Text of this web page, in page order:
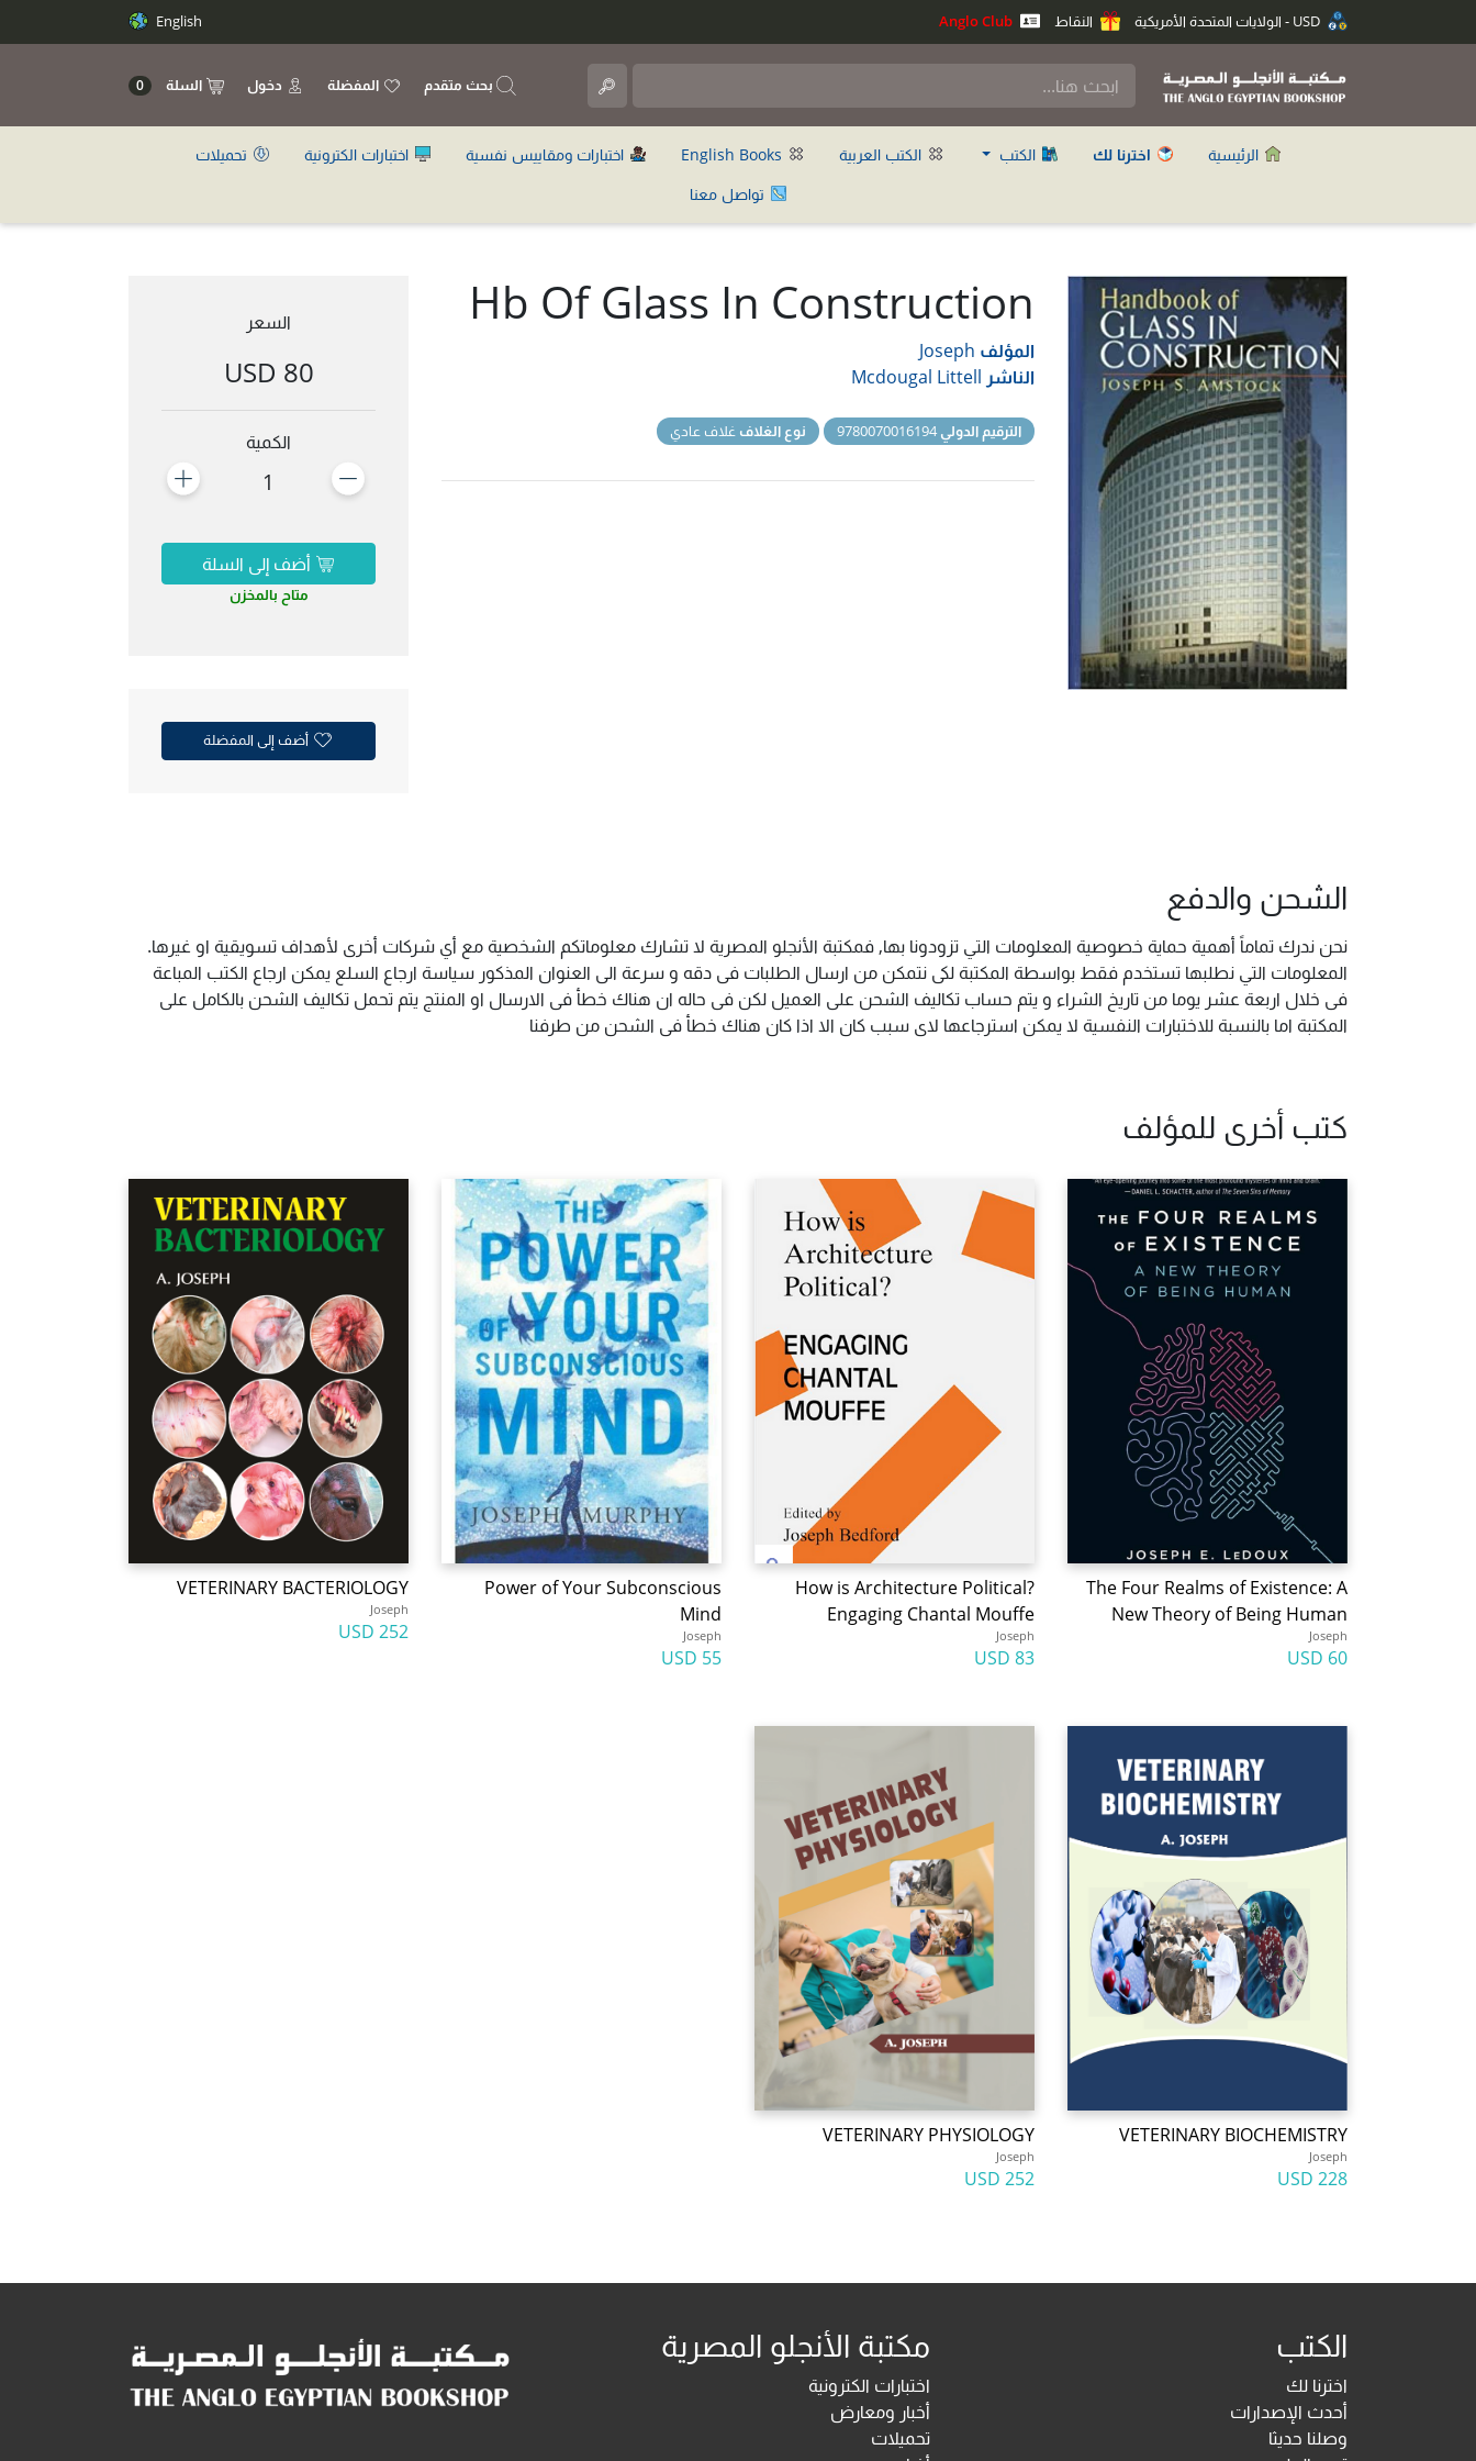
النقاط English
بحث متقدم المفضلة دخول السلة 0
الرئيسية اخترنا لك الكتب الكتب العربية اختبارات ومقاييس نفسية اختبارات الكترونية
تحميلات
تواصل معنا
Hb Of Glass In Construction
المؤلف Joseph
الناشر Mcdougal Littell
الترقيم الدولي نوع الغلاف غلاف عادي
السعر
80 USD
الكمية
1
أضف إلى السلة
متاح بالمخزن
أضف إلى المفضلة
الشحن والدفع
نحن ندرك تماماً أهمية حماية خصوصية المعلومات التي تزودونا بها, فمكتبة الأنجلو المصرية لا تشارك معلوماتكم الشخصية مع أي شركات أخرى لأهداف تسويقية او غيرها.
المعلومات التي نطلبها تستخدم فقط بواسطة المكتبة لكى نتمكن من ارسال الطلبات فى دقه و سرعة الى العنوان المذكور سياسة ارجاع السلع يمكن ارجاع الكتب المباعة
فى خلال اربعة عشر يوما من تاريخ الشراء و يتم حساب تكاليف الشحن على العميل لكن فى حاله ان هناك خطأ فى الارسال او المنتج يتم تحمل تكاليف الشحن بالكامل على
المكتبة اما بالنسبة للاختبارات النفسية لا يمكن استرجاعها لاى سبب كان الا اذا كان هناك خطأ فى الشحن من طرفنا
كتب أخرى للمؤلف
The Four Realms of Existence: A
New Theory of Being Human
Joseph
60 USD
How is Architecture Political?
Engaging Chantal Mouffe
Joseph
83 USD
Power of Your Subconscious
Mind
Joseph
55 USD
VETERINARY BACTERIOLOGY
Joseph
252 USD
VETERINARY BIOCHEMISTRY
Joseph
228 USD
VETERINARY PHYSIOLOGY
Joseph
252 USD
الكتب
اخترنا لك
أحدث الإصدارات
وصلنا حديثا
مكتبة الأنجلو المصرية
اختبارات الكترونية
أخبار ومعارض
تحميلات